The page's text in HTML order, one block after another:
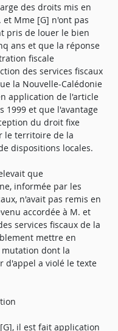
des droits mis en
Mme [G] n'ont pas
pris de louer le bien
ans et que la réponse
fiscale
des services fiscaux
la Nouvelle-Calédonie
application de l'article
1999 et que l'avantage
du droit fixe
le territoire de la
dispositions locales.
que
informée par les
n'avait pas remis en
accordée à M. et
services fiscaux de la
mettre en
dont la
d'appel a violé le texte
il est fait application